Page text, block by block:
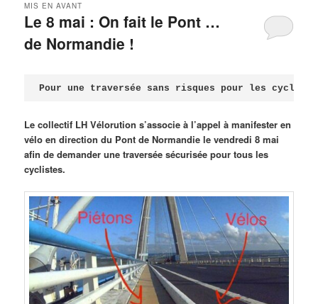
Le 8 mai : On fait le Pont …
de Normandie !
MIS EN AVANT
Pour une traversée sans risques pour les
Le collectif LH Vélorution s’associe à l’appel à manifester en
vélo en direction du Pont de Normandie le vendredi 8 mai
afin de demander une traversée sécurisée pour tous les
cyclistes.